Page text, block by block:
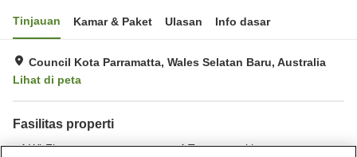
Tinjauan Kamar & Paket Ulasan Info dasar
Council Kota Parramatta, Wales Selatan Baru, Australia
Lihat di peta
Fasilitas properti
Wi-Fi
Tempat parkir